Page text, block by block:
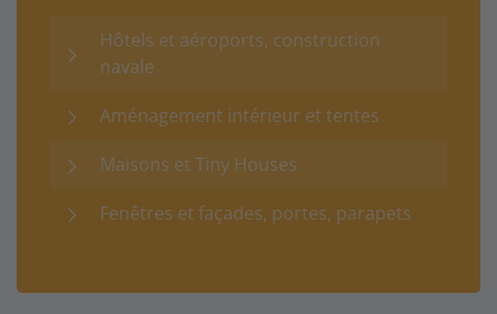
Hôtels et aéroports, construction
navale
Aménagement intérieur et tentes
Maisons et Tiny Houses
Fenêtres et façades, portes, parapets